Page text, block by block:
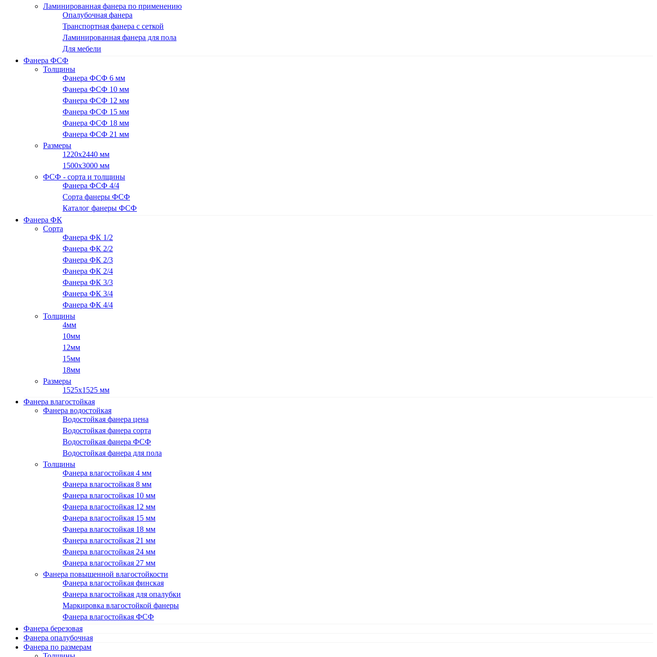
Ламинированная фанера по применению
Опалубочная фанера
Транспортная фанера с сеткой
Ламинированная фанера для пола
Для мебели
Фанера ФСФ
Толщины
Фанера ФСФ 6 мм
Фанера ФСФ 10 мм
Фанера ФСФ 12 мм
Фанера ФСФ 15 мм
Фанера ФСФ 18 мм
Фанера ФСФ 21 мм
Размеры
1220х2440 мм
1500х3000 мм
ФСФ - сорта и толщины
Фанера ФСФ 4/4
Сорта фанеры ФСФ
Каталог фанеры ФСФ
Фанера ФК
Сорта
Фанера ФК 1/2
Фанера ФК 2/2
Фанера ФК 2/3
Фанера ФК 2/4
Фанера ФК 3/3
Фанера ФК 3/4
Фанера ФК 4/4
Толщины
4мм
10мм
12мм
15мм
18мм
Размеры
1525х1525 мм
Фанера влагостойкая
Фанера водостойкая
Водостойкая фанера цена
Водостойкая фанера сорта
Водостойкая фанера ФСФ
Водостойкая фанера для пола
Толщины
Фанера влагостойкая 4 мм
Фанера влагостойкая 8 мм
Фанера влагостойкая 10 мм
Фанера влагостойкая 12 мм
Фанера влагостойкая 15 мм
Фанера влагостойкая 18 мм
Фанера влагостойкая 21 мм
Фанера влагостойкая 24 мм
Фанера влагостойкая 27 мм
Фанера повышенной влагостойкости
Фанера влагостойкая финская
Фанера влагостойкая для опалубки
Маркировка влагостойкой фанеры
Фанера влагостойкая ФСФ
Фанера березовая
Фанера опалубочная
Фанера по размерам